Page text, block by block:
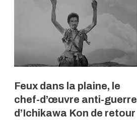
Feux dans la plaine, le
chef-d’œuvre anti-guerre
d’Ichikawa Kon de retour